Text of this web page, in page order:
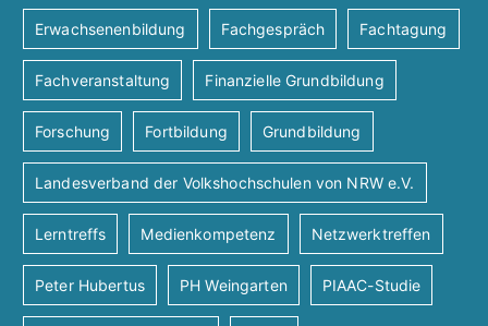
Erwachsenenbildung Fachgespräch Fachtagung
Fachveranstaltung Finanzielle Grundbildung
Forschung Fortbildung Grundbildung
Landesverband der Volkshochschulen von NRW e.V.
Lerntreffs Medienkompetenz Netzwerktreffen
Peter Hubertus PH Weingarten PIAAC-Studie